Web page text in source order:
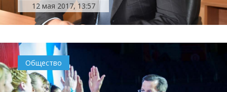
12 мая 2017, 13:57
Общество